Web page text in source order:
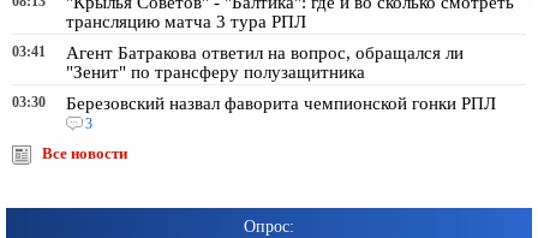
трансляцию матча 3 тура РПЛ
03:41
Агент Батракова ответил на вопрос, обращался ли
"Зенит" по трансферу полузащитника
03:30 Березовский назвал фаворита чемпионской гонки РПЛ
3
Все новости
Опрос: